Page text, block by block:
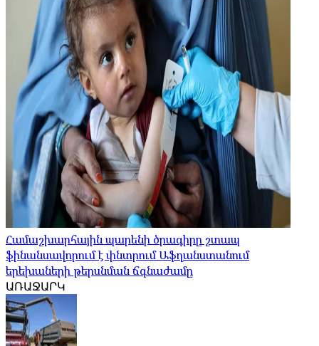
Համաշխարհային պարենի ծրագիրը շտապ
ֆինանսավորում է փնտրում Աֆղանստանում
երեխաների թերսնման ճգնաժամը
ԱՌԱՋԱՐԿ